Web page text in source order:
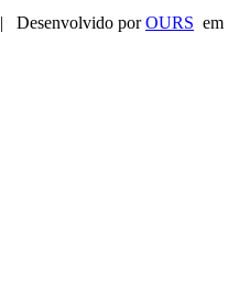
Desenvolvido porOURS em